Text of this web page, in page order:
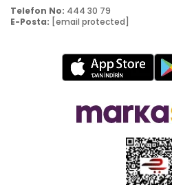
Telefon No: 444 30 79
E-Posta: [email protected]